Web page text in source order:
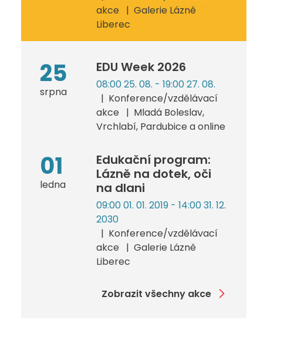
akce
Galerie Lázně
Liberec
25
srpna
EDU Week 2026
08:00 25. 08. - 19:00 27. 08.
Konference/vzdělávací
akce
Mladá Boleslav,
Vrchlabí, Pardubice a online
01
ledna
Edukační program:
Lázně na dotek, oči
na dlani
09:00 01. 01. 2019 - 14:00 31. 12.
2030
Konference/vzdělávací
akce
Galerie Lázně
Liberec
Zobrazit všechny akce